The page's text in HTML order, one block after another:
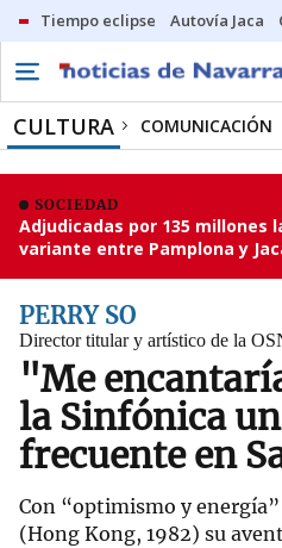
Tiempo eclipse Autovía Jaca
CULTURA COMUNICACIÓN
SOCIEDAD
Adjudicadas por 135 millones
variante entre Pamplona y
PERRY SO
Director titular y artístico de la
"Me
la Sinfónica
frecuente en
Con “optimismo y
(Hong Kong, 1982) su